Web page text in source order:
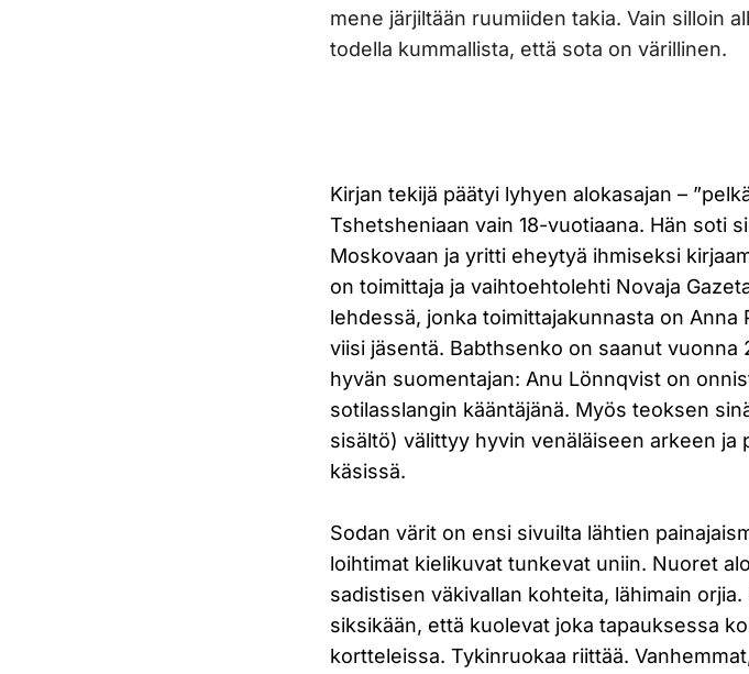
mene järjiltään ruumiiden takia. Vain silloin
todella kummallista, että sota on värillinen.
Kirjan tekijä päätyi lyhyen alokasajan –
Tshetsheniaan vain 18-vuotiaana. Hän soti
Moskovaan ja yritti eheytyä ihmiseksi
on toimittaja ja vaihtoehtolehti Novaja
lehdessä, jonka toimittajakunnasta on
viisi jäsentä. Babthsenko on saanut vuonna
hyvän suomentajan: Anu Lönnqvist on
sotilasslangin kääntäjänä. Myös teoksen
sisältö) välittyy hyvin venäläiseen arkeen
käsissä.
Sodan värit on ensi sivuilta lähtien
loihtimat kielikuvat tunkevat uniin. Nuoret
sadistisen väkivallan kohteita, lähimain
siksikään, että kuolevat joka tapauksessa
kortteleissa. Tykinruokaa riittää.